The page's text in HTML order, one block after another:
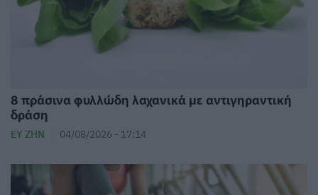
8 πράσινα φυλλώδη λαχανικά με αντιγηραντική
δράση
ΕΥ ΖΗΝ 04/08/2026 - 17:14